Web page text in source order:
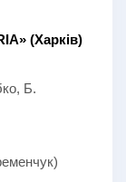
(Харків)
Б.